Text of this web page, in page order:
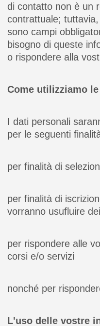
di contatto non è un
contrattuale;
sono campi
bisogno di queste
o rispondere alla
Come utilizziamo
I dati personali
per le seguenti
per finalità di
per finalità di
vorranno usufluire
per rispondere alle
corsi e/o servizi
nonché per
L'uso delle vostre